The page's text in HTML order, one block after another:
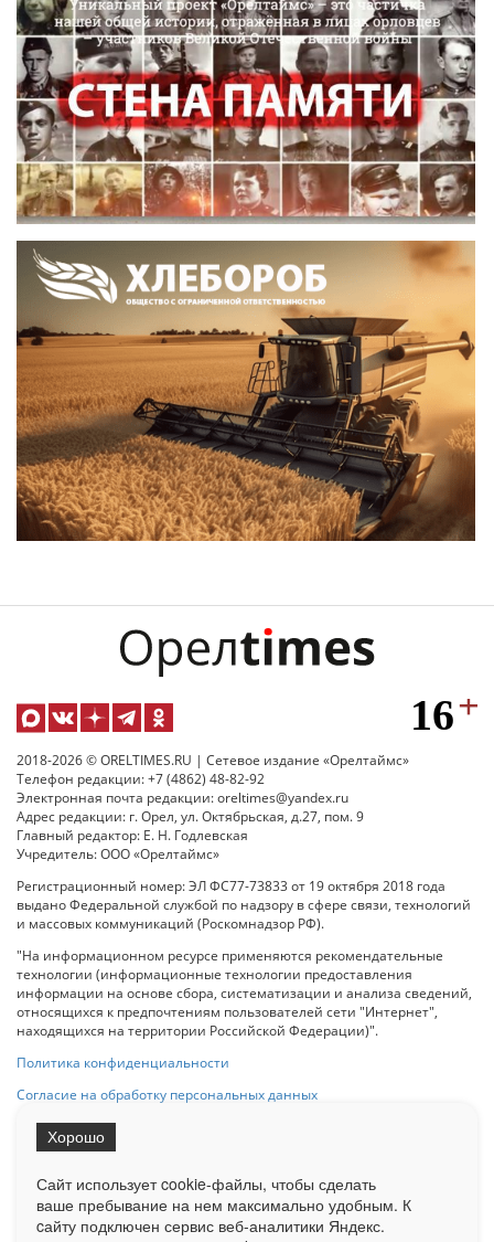
2018-2026 © ORELTIMES.RU | Сетевое издание «Орелтаймс»
Телефон редакции: +7 (4862) 48-82-92
Электронная почта редакции: oreltimes@yandex.ru
Адрес редакции: г. Орел, ул. Октябрьская, д.27, пом. 9
Главный редактор: Е. Н. Годлевская
Учредитель: ООО «Орелтаймс»
Регистрационный номер: ЭЛ ФС77-73833 от 19 октября 2018 года
выдано Федеральной службой по надзору в сфере связи, технологий
и массовых коммуникаций (Роскомнадзор РФ).
"На информационном ресурсе применяются рекомендательные
технологии (информационные технологии предоставления
информации на основе сбора, систематизации и анализа сведений,
относящихся к предпочтениям пользователей сети "Интернет",
находящихся на территории Российской Федерации)".
Политика конфиденциальности
Согласие на обработку персональных данных
на Сетевое издание «ОрелТаймс» обязательна.
Ограниченная статистика посещаемости доступна на сайте
Сайт использует cookie-файлы, чтобы сделать
ваше пребывание на нем максимально удобным. К
cайту подключен сервис веб-аналитики Яндекс.
Хорошо